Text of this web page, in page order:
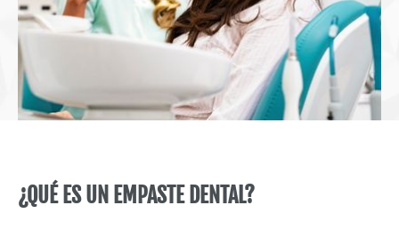
¿QUÉ ES UN EMPASTE DENTAL?